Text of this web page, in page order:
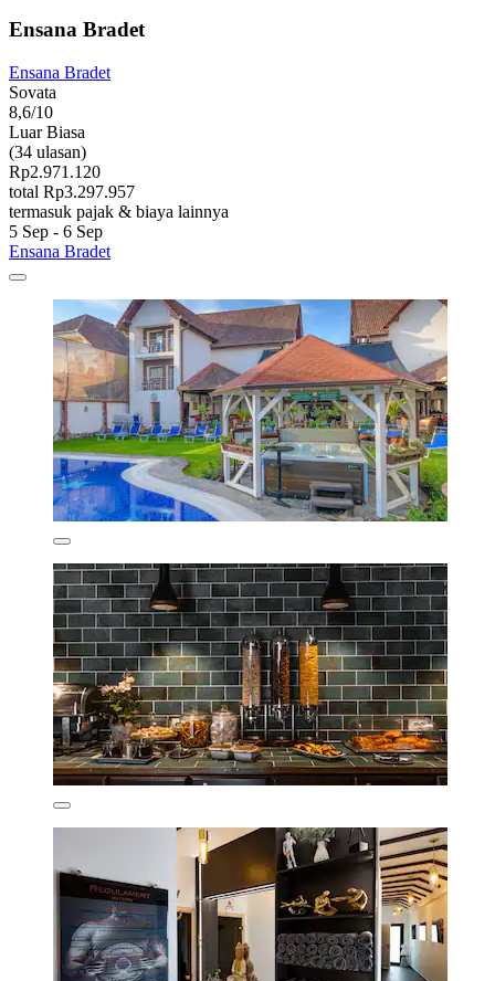
Ensana Bradet
Ensana Bradet
Sovata
8,6/10
Luar Biasa
(34 ulasan)
Rp2.971.120
total Rp3.297.957
termasuk pajak & biaya lainnya
5 Sep - 6 Sep
Ensana Bradet